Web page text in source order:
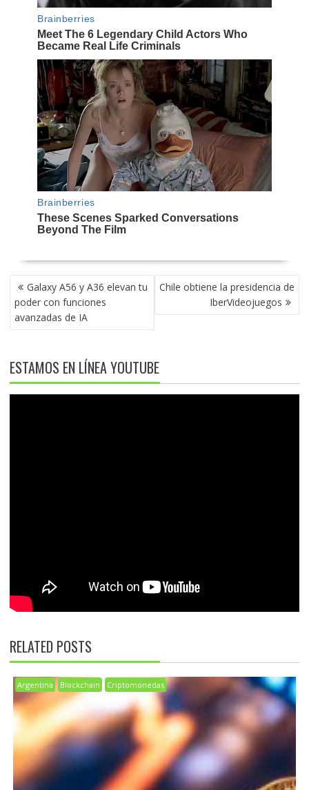
NAVEGACIÓN
DE
ENTRADAS
Galaxy A56 y A36 elevan tu
poder con funciones
avanzadas de IA
Chile obtiene la presidencia de
IberVideojuegos
ESTAMOS EN LÍNEA YOUTUBE
RELATED POSTS
Argentina Blockchain Criptomonedas